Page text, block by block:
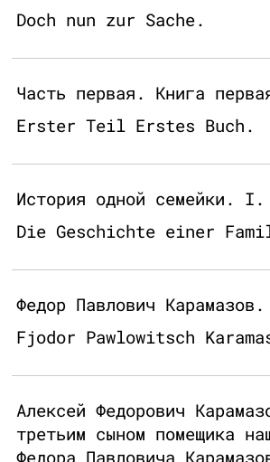
Doch nun zur Sache.
Часть первая. Книга
Erster Teil Erstes Buch.
История одной семейки. I.
Die Geschichte einer
Федор Павлович Карамазов.
Fjodor Pawlowitsch
Алексей Федорович
третьим сыном помещика
Федора Павловича